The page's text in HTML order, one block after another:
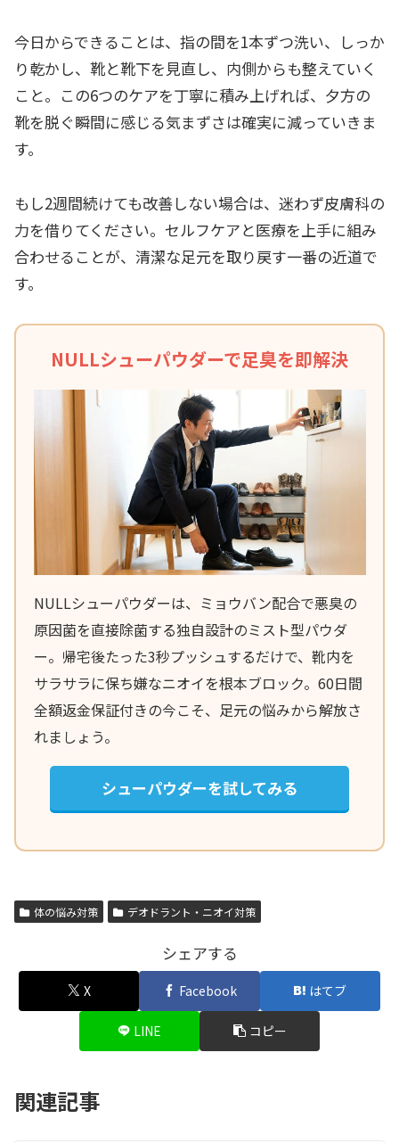
今日からできることは、指の間を1本ずつ洗い、しっか
り乾かし、靴と靴下を見直し、内側からも整えていく
こと。この6つのケアを丁寧に積み上げれば、夕方の
靴を脱ぐ瞬間に感じる気まずさは確実に減っていきま
す。
もし2週間続けても改善しない場合は、迷わず皮膚科の
力を借りてください。セルフケアと医療を上手に組み
合わせることが、清潔な足元を取り戻す一番の近道で
す。
NULLシューパウダーで足臭を即解決
NULLシューパウダーは、ミョウバン配合で悪臭の
原因菌を直接除菌する独自設計のミスト型パウダ
ー。帰宅後たった3秒プッシュするだけで、靴内を
サラサラに保ち嫌なニオイを根本ブロック。60日間
全額返金保証付きの今こそ、足元の悩みから解放さ
れましょう。
シューパウダーを試してみる
体の悩み対策 デオドラント・ニオイ対策
シェアする
X Facebook はてブ
LINE コピー
関連記事